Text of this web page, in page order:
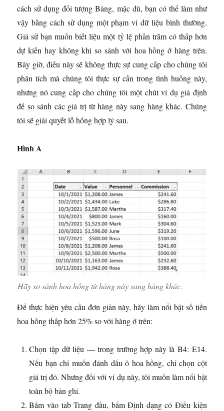
cách sử dụng đối tượng Bảng, mặc dù, bạn có thể làm như
vậy bằng cách sử dụng một phạm vi dữ liệu bình thường.
Giả sử bạn muốn biết liệu một tỷ lệ phần trăm có thấp hơn
dự kiến ​​hay không khi so sánh với hoa hồng ở hàng trên.
Bây giờ, điều này sẽ không thực sự cung cấp cho chúng tôi
phân tích mà chúng tôi thực sự cần trong tình huống này,
nhưng nó cung cấp cho chúng tôi một chút ví dụ giả định
để so sánh các giá trị từ hàng này sang hàng khác. Chúng
tôi sẽ giải quyết lỗ hổng hợp lý sau.
Hình A
Hãy so sánh hoa hồng từ hàng này sang hàng khác.
Để thực hiện yêu cầu đơn giản này, hãy làm nổi bật số tiền
hoa hồng thấp hơn 25% so với hàng ở trên:
Chọn tập dữ liệu — trong trường hợp này là B4: E14.
Nếu bạn chỉ muốn đánh dấu ô hoa hồng, chỉ chọn cột
giá trị đó. Nhưng đối với ví dụ này, tôi muốn làm nổi bật
toàn bộ bản ghi.
Bấm vào tab Trang đầu, bấm Định dạng có Điều kiện